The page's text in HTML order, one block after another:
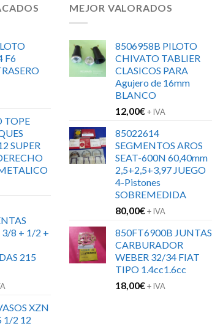
F6
TOPE
SUPER
3/8 + 1/2 +
215
XZN
1/2 12
MEJOR VALORADOS
8506958B PILOTO
CHIVATO TABLIER
CLASICOS PARA
Agujero de 16mm
BLANCO
12,00€+ IVA
85022614
SEGMENTOS AROS
SEAT-600N 60,40mm
2,5+2,5+3,97 JUEGO
4-Pistones
SOBREMEDIDA
80,00€+ IVA
850FT6900B JUNTAS
CARBURADOR
WEBER 32/34 FIAT
TIPO 1.4cc1.6cc
18,00€+ IVA